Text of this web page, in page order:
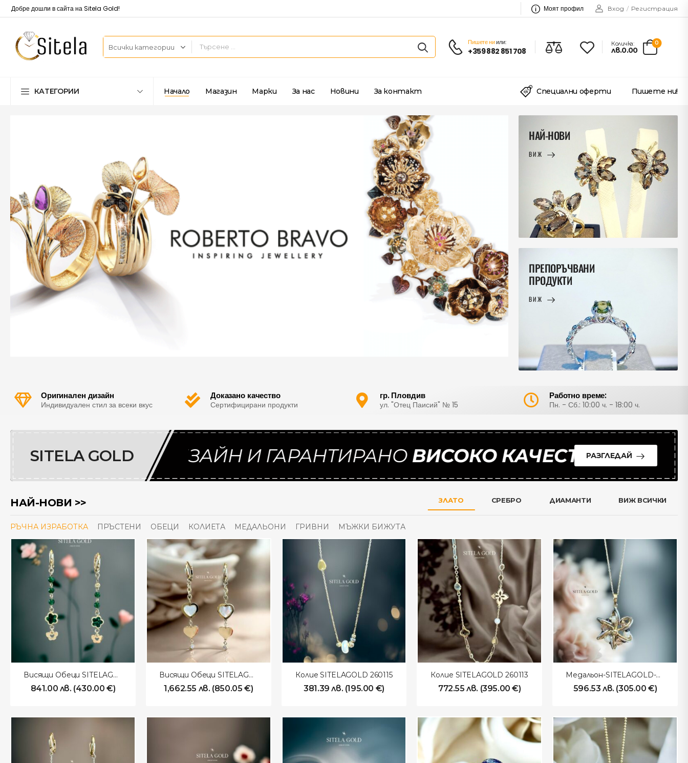
Добре дошли в сайта на Sitela Gold! Моят профил Вход / Регистрация
Пишете ниили:
+359 882 851 708
Количка:
лв.0.00
0
КАТЕГОРИИ Начало Магазин Марки За нас Новини За контакт Специални оферти Пишете ни!
италиански
СРЕБЪРНИ
бижута
НАЙ-НОВИ
ВИЖ
ПРЕПОРЪЧВАНИ
ПРОДУКТИ
ВИЖ
Оригинален дизайн
Индивидуален стил за всеки вкус
Доказано качество
Сертифицирани продукти
гр. Пловдив
ул. "Отец Паисий" № 15
Работно време:
Пн. - Сб.: 10:00 ч. - 18:00 ч.
SITELA GOLDДИЗАЙН И ГАРАНТИРАНОВИСОКО КАЧЕСТВО! ЛИНИИ,
РАЗГЛЕДАЙ
НАЙ-НОВИ >> ЗЛАТО СРЕБРО ДИАМАНТИ ВИЖ ВСИЧКИ
РЪЧНА ИЗРАБОТКА ПРЪСТЕНИ ОБЕЦИ КОЛИЕТА МЕДАЛЬОНИ ГРИВНИ МЪЖКИ БИЖУТА
Висящи Обеци SITELAGOLD 260117
841.00 лв. (430.00 €)
Висящи Обеци SITELAGOLD 260116
1,662.55 лв. (850.05 €)
Колие SITELAGOLD 260115
381.39лв. (195.00 €)
Колие SITELAGOLD 260113
772.55лв. (395.00€)
Медальон-SITELAGOLD-260112
596.53 лв. (305.00€)